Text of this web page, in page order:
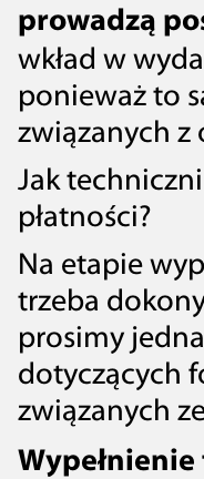
prowadzą
wkład w
ponieważ to
związanych z
Jak
płatności?
Na etapie
trzeba
prosimy
dotyczących
związanych